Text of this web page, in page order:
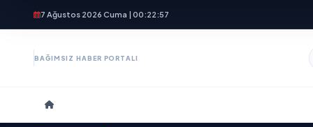
7 Ağustos 2026 Cuma | 00:22:59
BAĞIMSIZ HABER PORTALI